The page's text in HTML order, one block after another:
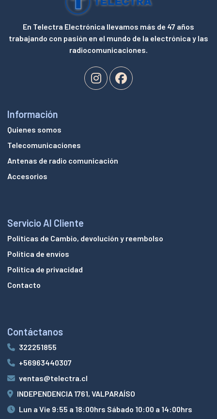
En Telectra Electrónica llevamos más de 47 años
trabajando con pasión en el mundo de la electrónica y las
radiocomunicaciones.
Información
Quienes somos
Telecomunicaciones
Antenas de radio comunicación
Accesorios
Servicio Al Cliente
Políticas de Cambio, devolución y reembolso
Política de envíos
Política de privacidad
Contacto
Contáctanos
322251855
+56963440307
ventas@telectra.cl
INDEPENDENCIA 1761, VALPARAÍSO
Lun a Vie 9:55 a 18:00hrs Sábado 10:00 a 14:00hrs